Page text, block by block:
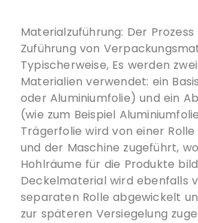
Materialzuführung: Der
Zuführung von
Typischerweise, Es werden
Materialien verwendet: ein
oder Aluminiumfolie) und ein
(wie zum Beispiel
Trägerfolie wird von einer
und der Maschine zugeführt,
Hohlräume für die Produkte
Deckelmaterial wird ebenfalls
separaten Rolle abgewickelt
zur späteren Versiegelung